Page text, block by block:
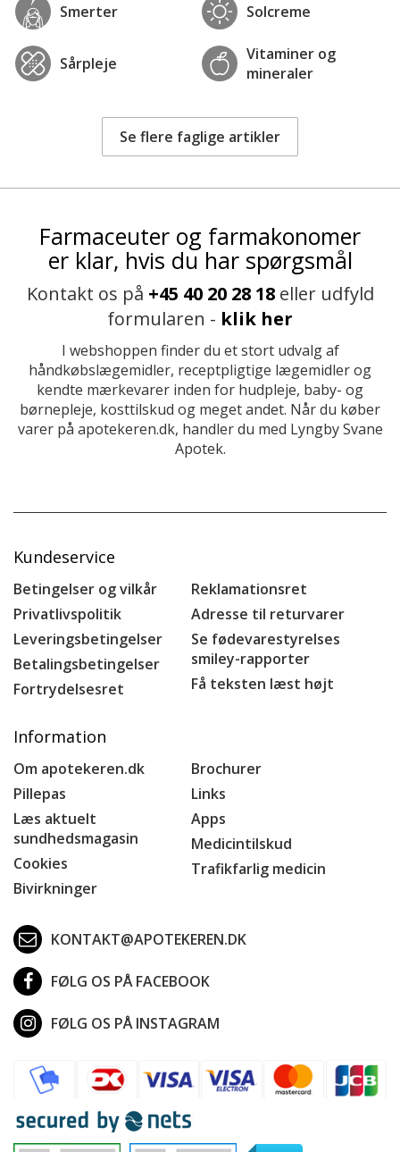
Smerter Solcreme
Sårpleje
Vitaminer og
mineraler
Se flere faglige artikler
Farmaceuter og farmakonomer
er klar, hvis du har spørgsmål
Kontakt os på +45 40 20 28 18eller udfyld
formularen - klik her
I webshoppen finder du et stort udvalg af
håndkøbslægemidler, receptpligtige lægemidler og
kendte mærkevarer inden for hudpleje, baby- og
børnepleje, kosttilskud og meget andet. Når du køber
varer på apotekeren.dk, handler du med Lyngby Svane
Apotek.
Kundeservice
Betingelser og vilkår
Privatlivspolitik
Leveringsbetingelser
Betalingsbetingelser
Fortrydelsesret
Reklamationsret
Adresse til returvarer
Se fødevarestyrelses
smiley-rapporter
Få teksten læst højt
Information
Om apotekeren.dk
Pillepas
Læs aktuelt
sundhedsmagasin
Cookies
Bivirkninger
Brochurer
Links
Apps
Medicintilskud
Trafikfarlig medicin
KONTAKT@APOTEKEREN.DK
FØLG OS PÅ FACEBOOK
FØLG OS PÅ INSTAGRAM